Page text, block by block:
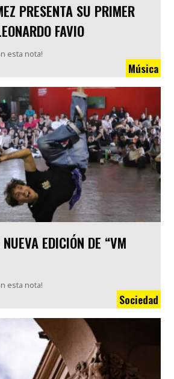
PRESENTA SU PRIMER
FAVIO
esta nota!
Música
EDICIÓN DE “VM
esta nota!
Sociedad